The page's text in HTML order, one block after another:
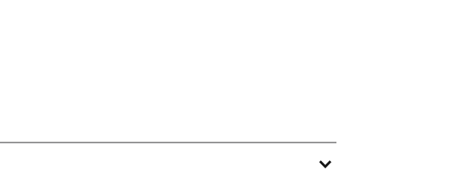
expand_more